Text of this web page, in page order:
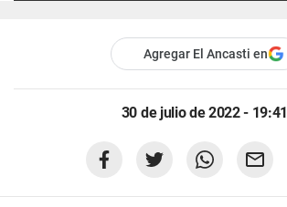
Agregar El Ancasti en
30 de julio de 2022 - 19:41